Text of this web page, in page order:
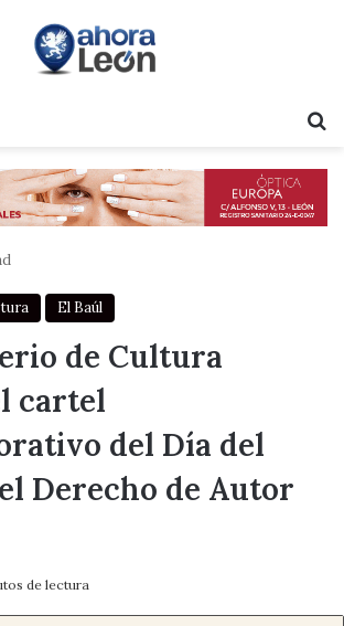
El Baúl
de Cultura
cartel
del Día del
Derecho de Autor
de lectura